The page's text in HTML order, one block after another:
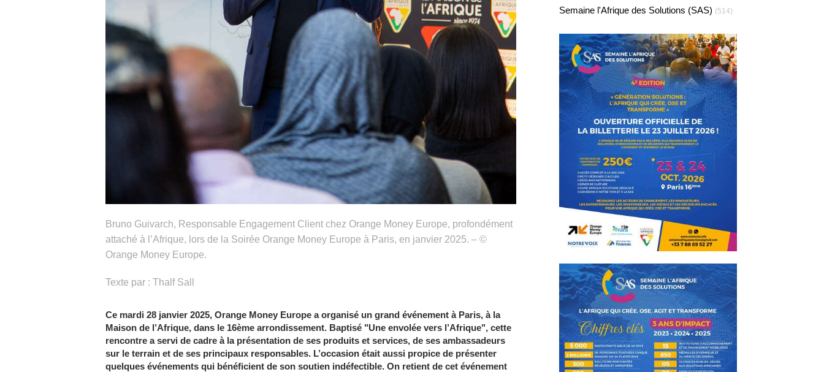
Bruno Guivarch, Responsable Engagement Client chez Orange Money Europe, profondément
attaché à l’Afrique, lors de la Soirée Orange Money Europe à Paris, en janvier 2025. – ©
Orange Money Europe.
Texte par : Thalf Sall
Ce mardi 28 janvier 2025, Orange Money Europe a organisé un grand événement à Paris, à la
Maison de l’Afrique, dans le 16ème arrondissement. Baptisé "Une envolée vers l’Afrique", cette
rencontre a servi de cadre à la présentation de ses produits et services, de ses ambassadeurs
sur le terrain et de ses principaux responsables. L’occasion était aussi propice de présenter
quelques événements qui bénéficient de son soutien indéfectible. On retient de cet événement
Semaine l'Afrique des Solutions (SAS) (514)